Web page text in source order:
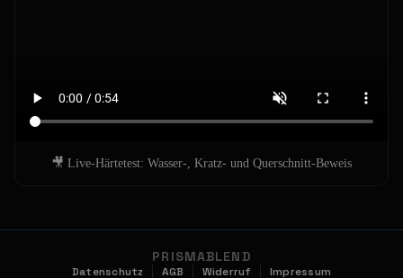
🎥 Live-Härtetest: Wasser-, Kratz- und Querschnitt-Beweis
PRISMABLEND
Datenschutz AGB Widerruf Impressum